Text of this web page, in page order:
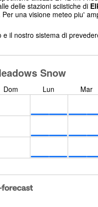
delle stazioni sciistiche di
una visione meteo piu'
il nostro sistema di